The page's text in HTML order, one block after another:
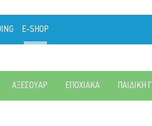
E-SHOP
ΑΞΕΣΟΥΑΡ ΕΠΟΧΙΑΚΑ ΠΑΙΔΙΚΗ